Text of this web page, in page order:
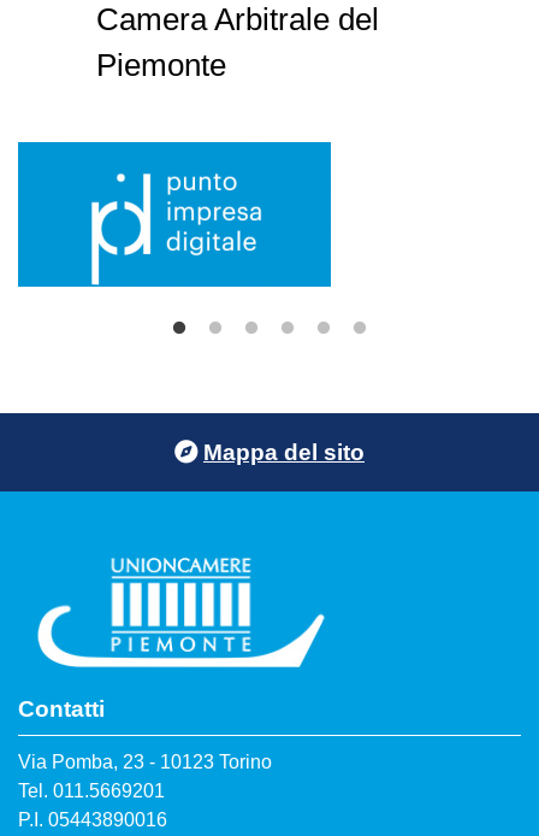
Camera Arbitrale del
Piemonte
Mappa del sito
Contatti
Via Pomba, 23 - 10123 Torino
Tel. 011.5669201
P.I. 05443890016